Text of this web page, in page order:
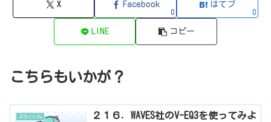
X Facebook
0
はてブ
0
LINE コピー
こちらもいかが？
ぷらぐいん
２１６．WAVES社のV-EQ3を使ってみよ